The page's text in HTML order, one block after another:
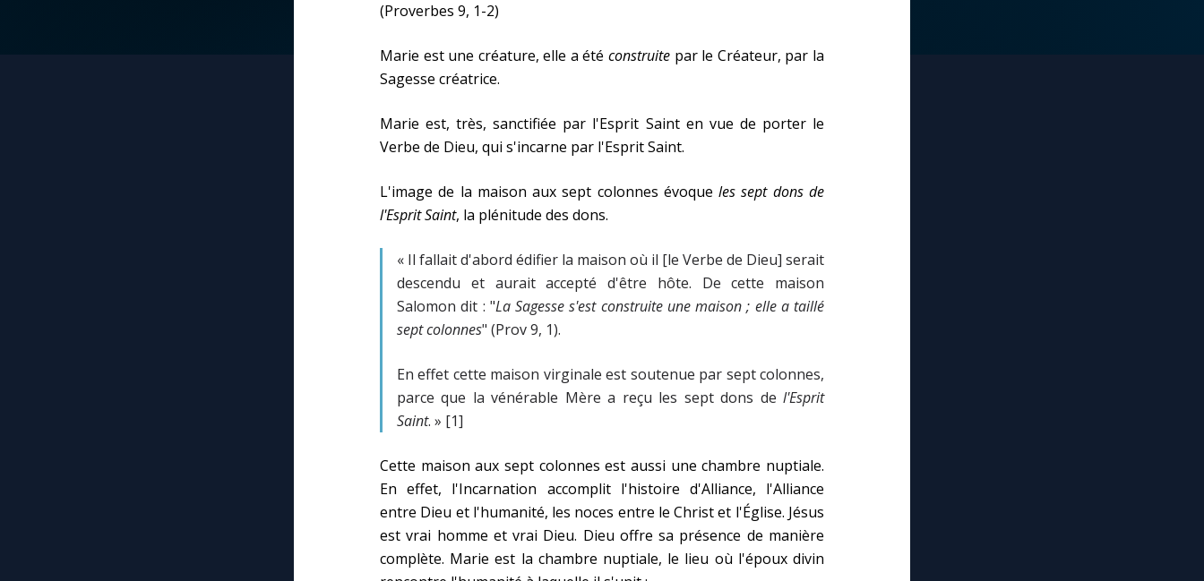
(Proverbes 9, 1-2)
Marie est une créature, elle a étéconstruite par le Créateur, par la
Sagesse créatrice.
Marie est, très, sanctifiée par l'Esprit Saint en vue de porter le
Verbe de Dieu, qui s'incarne par l'Esprit Saint.
L'image de la maison aux sept colonnes évoqueles sept dons de
l'Esprit Saint, la plénitude des dons.
« Il fallait d'abord édifier la maison où il [le Verbe de Dieu] serait
descendu et aurait accepté d'être hôte. De cette maison
Salomon dit : "La Sagesse s'est construite une maison ; elle a taillé
sept colonnes" (Prov 9, 1).
En effet cette maison virginale est soutenue par sept colonnes,
parce que la vénérable Mère a reçu les sept dons de l'Esprit
Saint. » [1]
Cette maison aux sept colonnes est aussi une chambre nuptiale.
En effet, l'Incarnation accomplit l'histoire d'Alliance, l'Alliance
entre Dieu et l'humanité, les noces entre le Christ et l'Église. Jésus
est vrai homme et vrai Dieu. Dieu offre sa présence de manière
complète. Marie est la chambre nuptiale, le lieu où l'époux divin